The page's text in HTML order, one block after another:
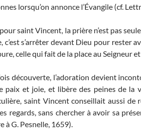
lorsqu’on annonce l’Évangile (cf.
saint Vincent, la prière n’est pas
c’est s’arrêter devant Dieu pour rester
celle qui fait de la place au Seigneur
découverte, l’adoration devient
paix et joie, et libère des peines de la
saint Vincent conseillait aussi de
regards, sans chercher à avoir sa
à G. Pesnelle, 1659).